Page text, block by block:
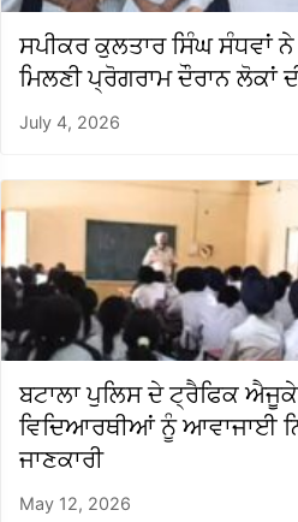
ਸਪੀਕਰ ਕੁਲਤਾਰ ਸਿੰਘ ਸੰਧਵਾਂ
ਮਿਲਣੀ ਪ੍ਰੋਗਰਾਮ ਦੌਰਾਨ ਲੋਕਾਂ
July 4, 2026
ਬਟਾਲਾ ਪੁਲਿਸ ਦੇ ਟ੍ਰੈਫਿਕ
ਵਿਦਿਆਰਥੀਆਂ ਨੂੰ ਆਵਾਜਾਈ
ਜਾਣਕਾਰੀ
May 12, 2026